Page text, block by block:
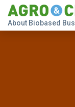
About Biobased